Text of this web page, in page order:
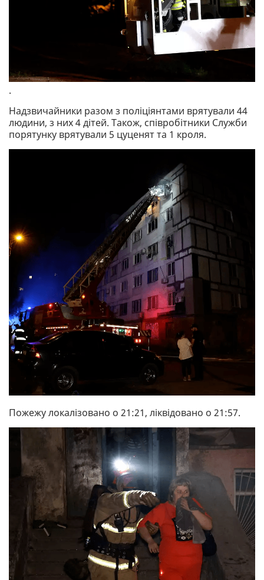
.
Надзвичайники разом з поліціянтами врятували 44
людини, з них 4 дітей. Також, співробітники Служби
порятунку врятували 5 цуценят та 1 кроля.
Пожежу локалізовано о 21:21, ліквідовано о 21:57.